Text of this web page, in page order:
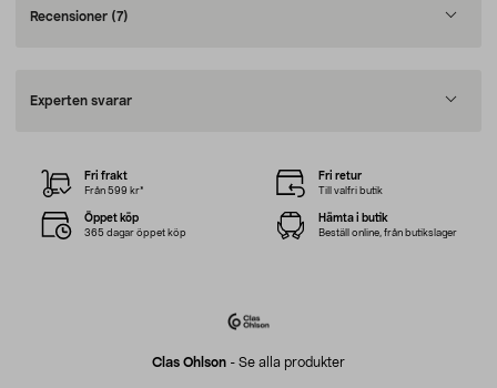
Recensioner (7)
Experten svarar
Clas Ohlson - Se alla produkter
Fri frakt
Från 599 kr*
Fri retur
Till valfri butik
Öppet köp
365 dagar öppet köp
Hämta i butik
Beställ online, från butikslager